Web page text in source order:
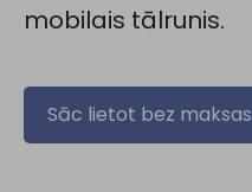
mobilais tālrunis.
Sāc lietot bez maksas